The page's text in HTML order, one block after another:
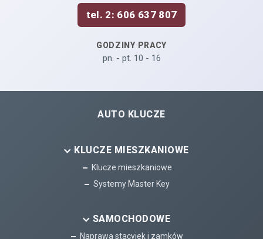
tel. 2: 606 637 807
GODZINY PRACY
pn. - pt. 10 - 16
AUTO KLUCZE
KLUCZE MIESZKANIOWE
Klucze mieszkaniowe
Systemy Master Key
SAMOCHODOWE
Naprawa stacyjek i zamków